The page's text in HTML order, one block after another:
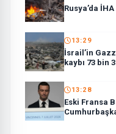
Rusya’da
13:29
İsrail’in
kaybı 73 bin
13:28
Eski Fransa